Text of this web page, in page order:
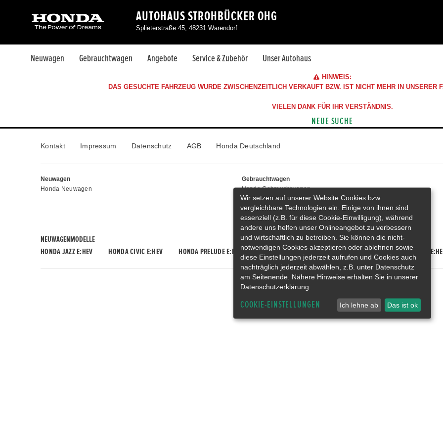
AUTOHAUS STROHBÜCKER OHG
Splieterstraße 45, 48231 Warendorf
Neuwagen Gebrauchtwagen Angebote Service & Zubehör Unser Autohaus
HINWEIS:
DAS GESUCHTE FAHRZEUG WURDE ZWISCHENZEITLICH VERKAUFT BZW. IST NICHT MEHR IN UNSERER
VIELEN DANK FÜR IHR VERSTÄNDNIS.
NEUE SUCHE
Kontakt Impressum Datenschutz AGB Honda Deutschland
Neuwagen
Honda Neuwagen
Gebrauchtwagen
Honda Gebrauchtwagen
Honda Vorführwagen
Gesamtbestand
NEUWAGENMODELLE
HONDA JAZZ E:HEV
HONDA CIVIC E:HEV HONDA PRELUDE E:HEV HONDA HR-V E:HEV HONDA ZR-V E:HEV HONDA CR-V
Wir setzen auf unserer Website Cookies bzw.
vergleichbare Technologien ein. Einige von ihnen sind
essenziell (z.B. für diese Cookie-Einwilligung), während
andere uns helfen unser Onlineangebot zu verbessern
und wirtschaftlich zu betreiben. Sie können die nicht-
notwendigen Cookies akzeptieren oder ablehnen sowie
diese Einstellungen jederzeit aufrufen und Cookies auch
nachträglich jederzeit abwählen, z.B. unter Datenschutz
am Seitenende. Nähere Hinweise erhalten Sie in unserer
Datenschutzerklärung.
COOKIE-EINSTELLUNGEN Ich lehne ab Das ist ok